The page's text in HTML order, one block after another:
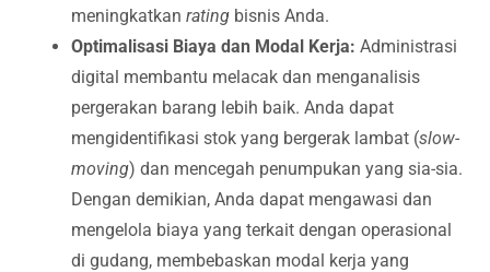
meningkatkan rating bisnis Anda.
Optimalisasi Biaya dan Modal Kerja: Administrasi
digital membantu melacak dan menganalisis
pergerakan barang lebih baik. Anda dapat
mengidentifikasi stok yang bergerak lambat (slow-
moving) dan mencegah penumpukan yang sia-sia.
Dengan demikian, Anda dapat mengawasi dan
mengelola biaya yang terkait dengan operasional
di gudang, membebaskan modal kerja yang